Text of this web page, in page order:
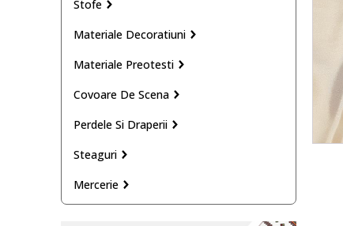
Stofe
Materiale Decoratiuni
Materiale Preotesti
Covoare De Scena
Perdele Si Draperii
Steaguri
Mercerie